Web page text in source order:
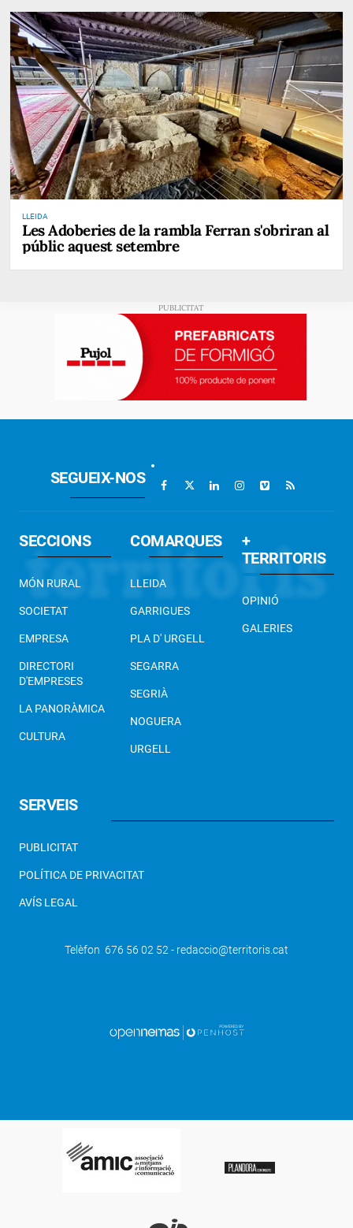
LLEIDA
Les Adoberies de la rambla Ferran s'obriran al
públic aquest setembre
Els Premis Porc d'Or celebraran el seu
SEGUEIX-NOS
SECCIONS
MÓN RURAL
SOCIETAT
EMPRESA
DIRECTORI
D'EMPRESES
LA PANORÀMICA
CULTURA
COMARQUES
LLEIDA
GARRIGUES
PLA D' URGELL
SEGARRA
SEGRIÀ
NOGUERA
URGELL
+
TERRITORIS
OPINIÓ
GALERIES
SERVEIS
PUBLICITAT
POLÍTICA DE PRIVACITAT
AVÍS LEGAL
Telèfon 676 56 02 52 - redaccio@territoris.cat